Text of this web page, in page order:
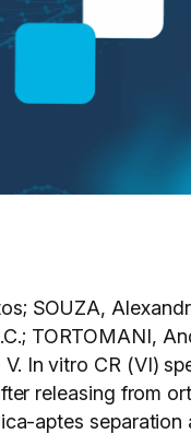
SOUZA,
TORTOMANI,
In vitro CR (VI)
releasing from
aptes separation